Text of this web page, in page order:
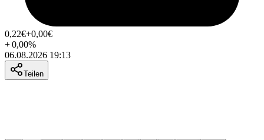
0,22€+0,00€
+0,00%
06.08.2026 19:13
Teilen